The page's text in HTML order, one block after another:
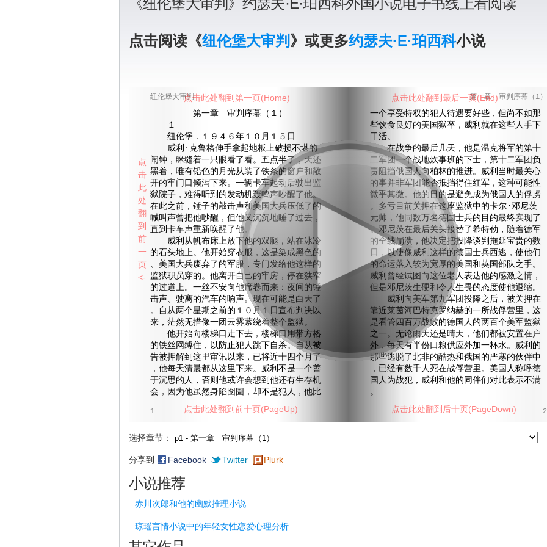
《纽伦堡大审判》约瑟夫·E·珀西科外国小说电子书线上看阅读
点击阅读《纽伦堡大审判 》或更多约瑟夫·E·珀西科小说
纽伦堡大审判 第一章 审判序幕（1）
第一章 审判序幕（１）
１
纽伦堡．１９４６年１０月１５日
威利·克鲁格伸手拿起地板上破损不堪的
闹钟，眯缝着一只眼看了看。五点半了，天还
黑着，唯有铅色的月光从装了铁条的窗户和敞
开的牢门口倾泻下来。一辆卡车起动后驶出监
狱院子，难得听到的发动机轰鸣声吵醒了他。
在此之前，锤子的敲击声和美国大兵压低了的
喊叫声曾把他吵醒，但他又沉沉地睡了过去，
直到卡车声重新唤醒了他。
威利从帆布床上放下他的双腿，站在冰冷
的石头地上。他开始穿衣服，这是染成黑色的
、美国大兵废弃了的军服，专门发给他这样的
监狱职员穿的。他离开自己的牢房，停在狭窄
的过道上。一丝不安向他席卷而来：夜间的锤
击声、驶离的汽车的响声。现在可能是白天了
。自从两个星期之前的１０月１日宣布判决以
来，茫然无措像一团云雾萦绕着整个监狱。
他开始向楼梯口走下去，楼梯口用带方格
的铁丝网缚住，以防止犯人跳下自杀。自从被
告被押解到这里审讯以来，已将近十四个月了
，他每天清晨都从这里下来。威利不是一个善
于沉思的人，否则他或许会想到他还有生存机
会，因为他虽然身陷囹圄，却不是犯人，他比
一个享受特权的犯人待遇要好些，但尚不如那
些饮食良好的美国狱卒，威利就在这些人手下
干活。
在战争的最后几天，他是温克将军的第十
二军团一个战地炊事班的下士，第十二军团负
责阻挡俄国人向柏林的推进。威利当时最关心
的事并非军团能否抵挡得住红军，这种可能性
微乎其微。他的目的是避免成为俄国人的俘虏
。多亏目前关押在这座监狱中的卡尔·邓尼茨
元帅，他同数万名德国士兵的目的最终实现了
。邓尼茨在最后关头接替了希特勒，随着德军
的全线崩溃，他决定把投降谈判拖延宝贵的数
日，以使像威利这样的德国士兵西逃，使他们
的命运落入较为宽厚的美国和英国部队之手。
威利曾经试图向这位老人表达他的感激之情，
但是邓尼茨生硬和令人生畏的态度使他退缩。
威利向美军第九军团投降之后，被关押在
靠近莱茵河巴特克罗纳赫的一所战俘营里，这
是看管四百万战败的德国人的两百个美军监狱
之一。无论雨天还是晴天，他们都被安置在户
外，每天有半份口粮供应外加一杯水。威利的
那些逃脱了北非的酷热和俄国的严寒的伙伴中
，已经有数千人死在战俘营里。美国人称呼德
国人为战犯，威利和他的同伴们对此表示不满
。
1 2
选择章节：
分享到 Facebook Twitter Plurk
点击此处翻到第一页(Home) 点击此处翻到最后一页(End)
点击此处翻到前十页(PageUp) 点击此处翻到后十页(PageDown)
点
击
此
处
翻
到
前
一
页
<-
小说推荐
赤川次郎和他的幽默推理小说
琼瑶言情小说中的年轻女性恋爱心理分析